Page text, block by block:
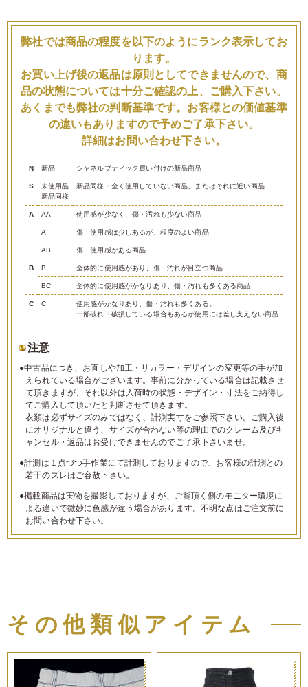
弊社では商品の程度を以下のようにランク表示してお
ります。
お買い上げ後の返品は原則としてできませんので、商
品の状態については十分ご確認の上、ご購入下さい。
あくまでも弊社の判断基準です。お客様との価値基準
の違いもありますので予めご了承下さい。
詳細はお問い合わせ下さい。
N 新品 シャネルブティック買い付けの新品商品
S
未使用品
新品同様
新品同様・全く使用していない商品、またはそれに近い商品
A AA 使用感が少なく、傷・汚れも少ない商品
A 傷・使用感は少しあるが、程度のよい商品
AB 傷・使用感がある商品
B B 全体的に使用感があり、傷・汚れが目立つ商品
BC 全体的に使用感がかなりあり、傷・汚れも多くある商品
C C
使用感がかなりあり、傷・汚れも多くある。
一部破れ・破損している場合もあるが使用には差し支えない商品
注意
●中古品につき、お直しや加工・リカラー・デザインの変更等の手が加
えられている場合がございます。事前に分かっている場合は記載させ
て頂きますが、それ以外は入荷時の状態・デザイン・寸法をご納得し
てご購入して頂いたと判断させて頂きます。
衣類は必ずサイズのみではなく、計測実寸をご参照下さい。ご購入後
にオリジナルと違う、サイズが合わない等の理由でのクレーム及びキ
ャンセル・返品はお受けできませんのでご了承下さいませ。
●計測は１点づつ手作業にて計測しておりますので、お客様の計測との
若干のズレはご容赦下さい。
●掲載商品は実物を撮影しておりますが、ご覧頂く側のモニター環境に
よる違いで微妙に色感が違う場合があります。不明な点はご注文前に
お問い合わせ下さい。
その他類似アイテム